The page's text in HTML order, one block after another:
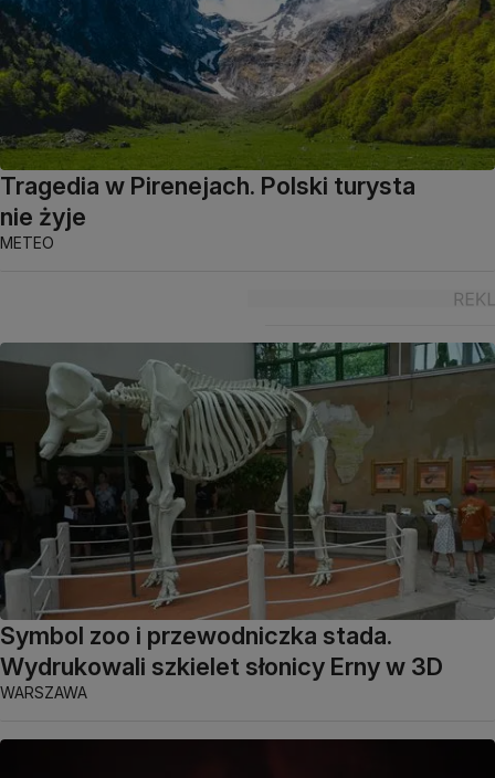
Tragedia w Pirenejach. Polski turysta
nie żyje
METEO
Symbol zoo i przewodniczka stada.
Wydrukowali szkielet słonicy Erny w 3D
WARSZAWA